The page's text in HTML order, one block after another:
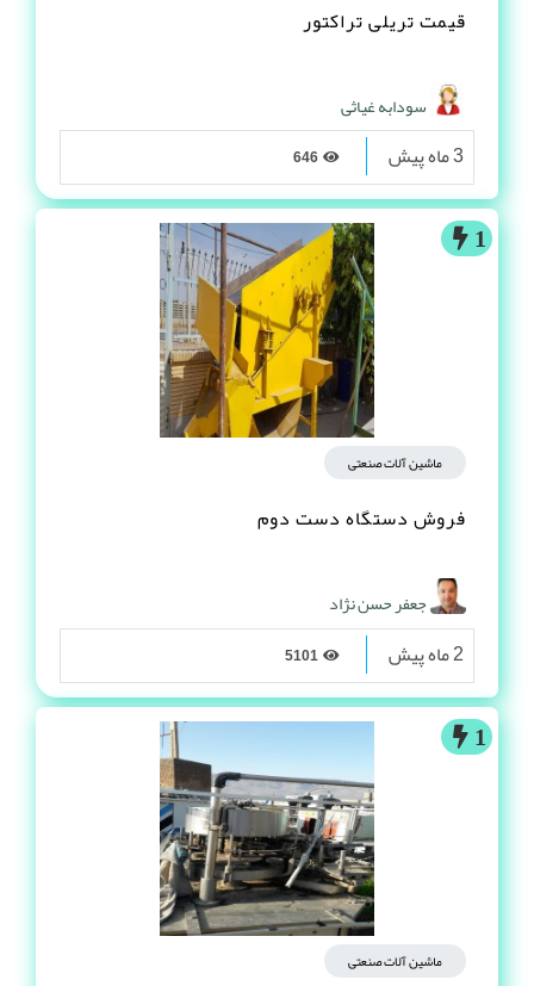
قیمت تریلی تراکتور
سودابه غیاثی
3 ماه پیش
1
ماشین آلات صنعتی
فروش دستگاه دست دوم
جعفر حسن نژاد
2 ماه پیش
1
ماشین آلات صنعتی